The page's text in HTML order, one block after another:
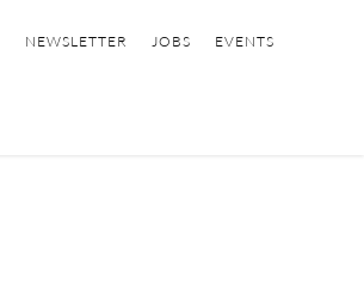
NEWSLETTER JOBS EVENTS